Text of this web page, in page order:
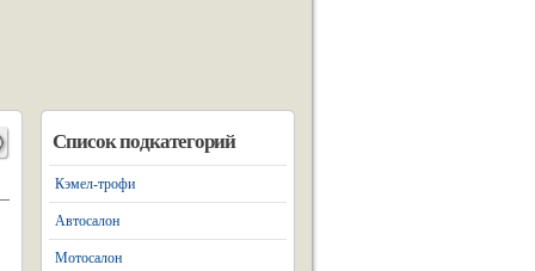
Список подкатегорий
Кэмел-трофи
Автосалон
Мотосалон